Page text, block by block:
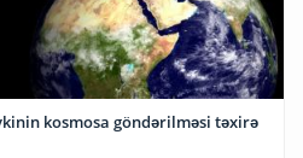
kosmosa göndərilməsi təxirə